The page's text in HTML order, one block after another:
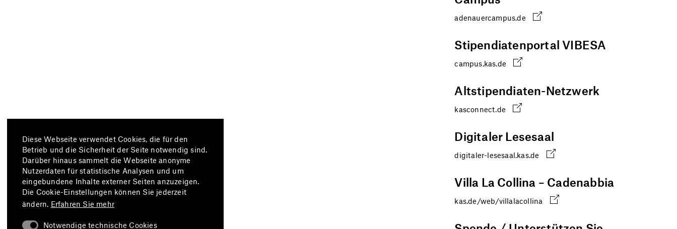
adenauercampus.de
Stipendiatenportal VIBESA
campus.kas.de
Altstipendiaten-Netzwerk
kasconnect.de
Digitaler Lesesaal
digitaler-lesesaal.kas.de
Villa La Collina – Cadenabbia
kas.de/web/villalacollina
Diese Webseite verwendet Cookies, die für den
Betrieb und die Sicherheit der Seite notwendig sind.
Darüber hinaus sammelt die Webseite anonyme
Nutzerdaten für statistische Analysen und um
eingebundene Inhalte externer Seiten anzuzeigen.
Die Cookie-Einstellungen können Sie jederzeit
ändern. Erfahren Sie mehr
Notwendige technische Cookies